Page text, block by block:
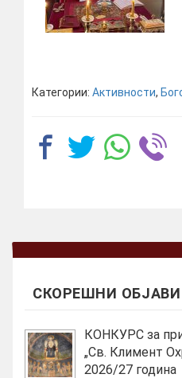
Категории: Активности,
СКОРЕШНИ ОБЈАВИ
КОНКУРС за
„Св. Климент
2026/27 година